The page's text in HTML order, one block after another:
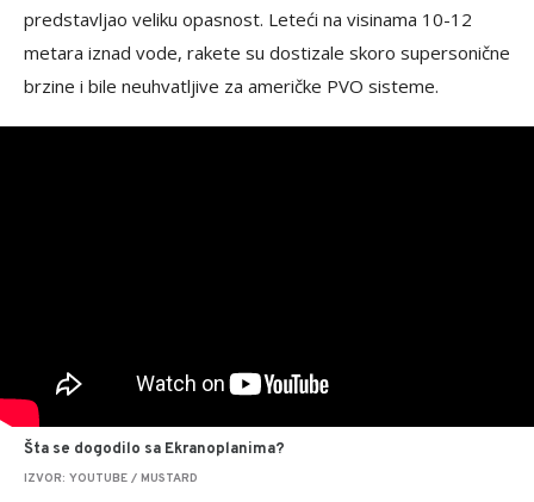
predstavljao veliku opasnost. Leteći na visinama 10-12
metara iznad vode, rakete su dostizale skoro supersonične
brzine i bile neuhvatljive za američke PVO sisteme.
Šta se dogodilo sa Ekranoplanima?
IZVOR: YOUTUBE / MUSTARD